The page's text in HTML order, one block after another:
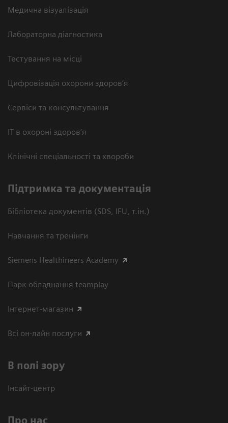
Медична візуалізація
Лабораторна діагностика
Тестування на місці
Цифровізація охорони здоров’я
Сервіси та консультування
ІТ в охороні здоров’я
Клінічні спеціальності та хвороби
Підтримка та документація
Бібліотека документів (SDS, IFU, т.ін.)
Навчання та тренінги
Siemens Healthineers Academy
Парк обладнання teamplay
Інтернет-магазин
Всі он-лайн послуги
В полі зору
Інсайт-центр
Про нас